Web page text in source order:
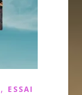
, ESSAI